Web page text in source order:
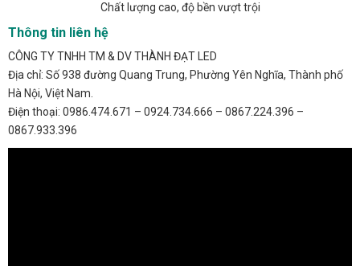
Chất lượng cao, độ bền vượt trội
Thông tin liên hệ
CÔNG TY TNHH TM & DV THÀNH ĐẠT LED
Địa chỉ: Số 938 đường Quang Trung, Phường Yên Nghĩa, Thành phố
Hà Nội, Việt Nam.
Điện thoại: 0986.474.671 – 0924.734.666 – 0867.224.396 –
0867.933.396